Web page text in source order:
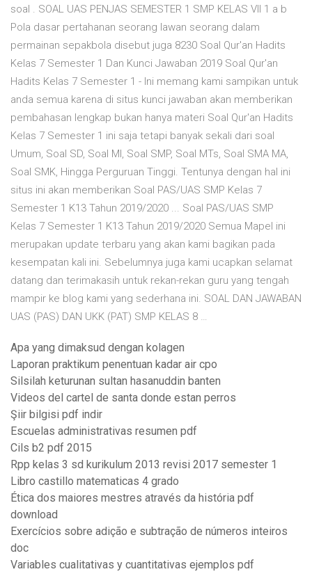
soal . SOAL UAS PENJAS SEMESTER 1 SMP KELAS VII 1 a b
Pola dasar pertahanan seorang lawan seorang dalam
permainan sepakbola disebut juga 8230 Soal Qur'an Hadits
Kelas 7 Semester 1 Dan Kunci Jawaban 2019 Soal Qur'an
Hadits Kelas 7 Semester 1 - Ini memang kami sampikan untuk
anda semua karena di situs kunci jawaban akan memberikan
pembahasan lengkap bukan hanya materi Soal Qur'an Hadits
Kelas 7 Semester 1 ini saja tetapi banyak sekali dari soal
Umum, Soal SD, Soal MI, Soal SMP, Soal MTs, Soal SMA MA,
Soal SMK, Hingga Perguruan Tinggi. Tentunya dengan hal ini
situs ini akan memberikan Soal PAS/UAS SMP Kelas 7
Semester 1 K13 Tahun 2019/2020 ... Soal PAS/UAS SMP
Kelas 7 Semester 1 K13 Tahun 2019/2020 Semua Mapel ini
merupakan update terbaru yang akan kami bagikan pada
kesempatan kali ini. Sebelumnya juga kami ucapkan selamat
datang dan terimakasih untuk rekan-rekan guru yang tengah
mampir ke blog kami yang sederhana ini. SOAL DAN JAWABAN
UAS (PAS) DAN UKK (PAT) SMP KELAS 8 …
Apa yang dimaksud dengan kolagen
Laporan praktikum penentuan kadar air cpo
Silsilah keturunan sultan hasanuddin banten
Videos del cartel de santa donde estan perros
Şiir bilgisi pdf indir
Escuelas administrativas resumen pdf
Cils b2 pdf 2015
Rpp kelas 3 sd kurikulum 2013 revisi 2017 semester 1
Libro castillo matematicas 4 grado
Ética dos maiores mestres através da história pdf
download
Exercícios sobre adição e subtração de números inteiros
doc
Variables cualitativas y cuantitativas ejemplos pdf